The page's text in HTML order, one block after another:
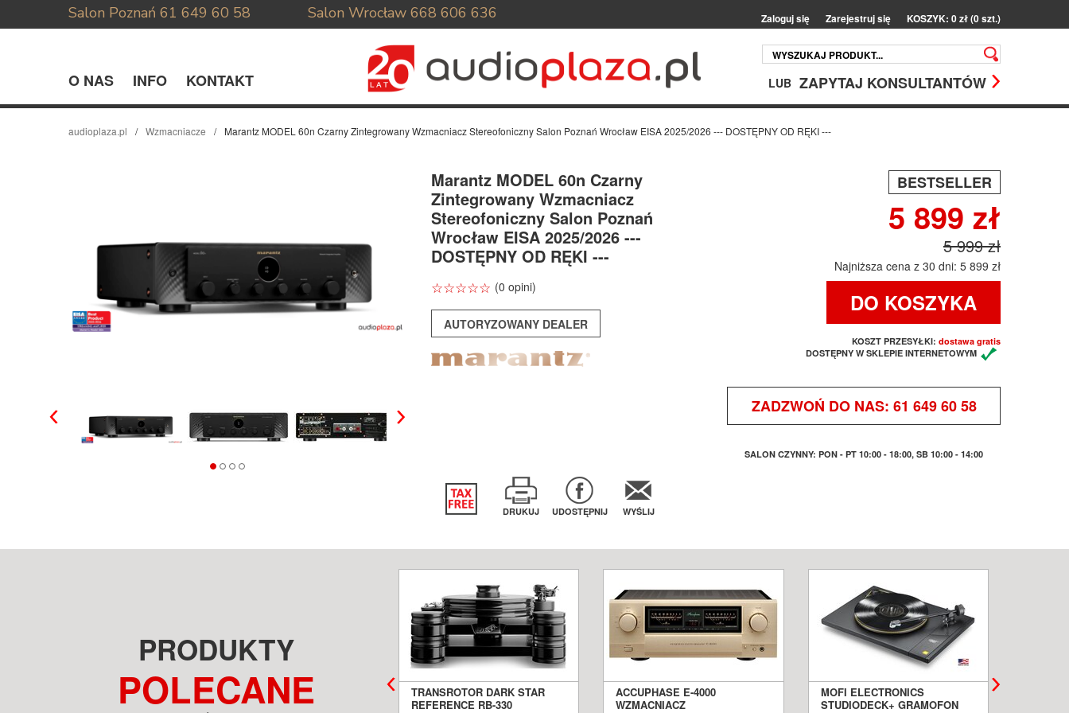
Salon Poznań 61 649 60 58 Salon Wrocław 668 606 636 Zaloguj się Zarejestruj się KOSZYK: 0 zł (0 szt.)
O NAS INFO KONTAKT LUB ZAPYTAJ KONSULTANTÓW
audioplaza.pl Wzmacniacze Marantz MODEL 60n Czarny Zintegrowany Wzmacniacz Stereofoniczny Salon Poznań Wrocław EISA 2025/2026 --- DOSTĘPNY OD RĘKI ---
Marantz MODEL 60n Czarny
Zintegrowany Wzmacniacz
Stereofoniczny Salon Poznań
Wrocław EISA 2025/2026 ---
DOSTĘPNY OD RĘKI ---
☆☆☆☆☆
★★★★★ (0 opini)
AUTORYZOWANY DEALER
BESTSELLER
5 899 zł
5 999 zł
Najniższa cena z 30 dni: 5 899 zł
DO KOSZYKA
KOSZT PRZESYŁKI: dostawa gratis
DOSTĘPNY W SKLEPIE INTERNETOWYM
ZADZWOŃ DO NAS: 61 649 60 58
SALON CZYNNY: PON - PT 10:00 - 18:00, SB 10:00 - 14:00
DRUKUJ UDOSTĘPNIJ WYŚLIJ
PRODUKTY
POLECANE
CZARNY LAKIER KOLUMNY
GRAHAM AUDIO LS5/9F BBC
OAK KOLUMNY PODŁOGOWE
TRANSROTOR DARK STAR
REFERENCE RB-330
ACCUPHASE E-4000
WZMACNIACZ
MOFI ELECTRONICS
STUDIODECK+ GRAMOFON